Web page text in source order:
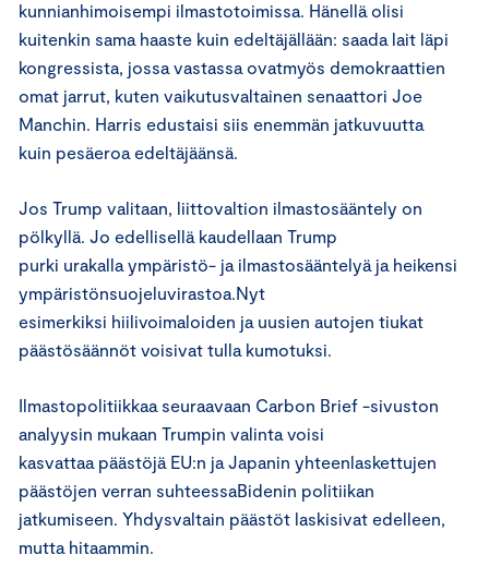
kunnianhimoisempi ilmastotoimissa. Hänellä olisi
kuitenkin sama haaste kuin edeltäjällään: saada lait läpi
kongressista, jossa vastassa ovatmyös demokraattien
omat jarrut, kuten vaikutusvaltainen senaattori Joe
Manchin. Harris edustaisi siis enemmän jatkuvuutta
kuin pesäeroa edeltäjäänsä.
Jos Trump valitaan, liittovaltion ilmastosääntely on
pölkyllä. Jo edellisellä kaudellaan Trump
purki urakalla ympäristö- ja ilmastosääntelyä ja heikensi
ympäristönsuojeluvirastoa.Nyt
esimerkiksi hiilivoimaloiden ja uusien autojen tiukat
päästösäännöt voisivat tulla kumotuksi.
Ilmastopolitiikkaa seuraavaan Carbon Brief -sivuston
analyysin mukaan Trumpin valinta voisi
kasvattaa päästöjä EU:n ja Japanin yhteenlaskettujen
päästöjen verran suhteessaBidenin politiikan
jatkumiseen. Yhdysvaltain päästöt laskisivat edelleen,
mutta hitaammin.